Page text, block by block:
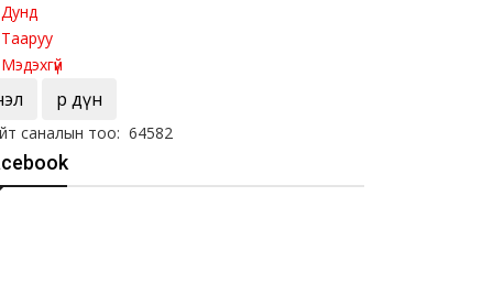
Дунд
Тааруу
Мэдэхгүй
Үр дүн
саналын тоо: 64582